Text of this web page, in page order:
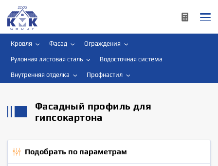
Кровля Фасад Ограждения
Рулонная листовая сталь Водосточная система
Внутренняя отделка Профнастил
Фасадный профиль для
гипсокартона
Подобрать по параметрам